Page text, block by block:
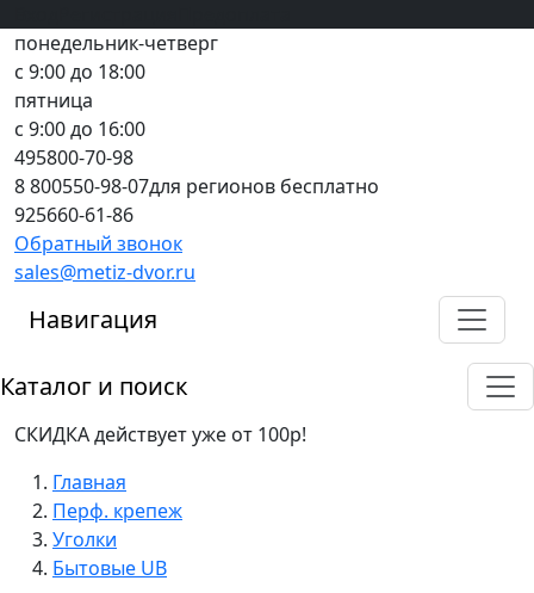
понедельник-четверг
с 9:00 до 18:00
пятница
с 9:00 до 16:00
495800-70-98
8 800550-98-07для регионов бесплатно
925660-61-86
Обратный звонок
sales@metiz-dvor.ru
Навигация
Каталог и поиск
СКИДКА действует уже от 100р!
Главная
Перф. крепеж
Уголки
Бытовые UB